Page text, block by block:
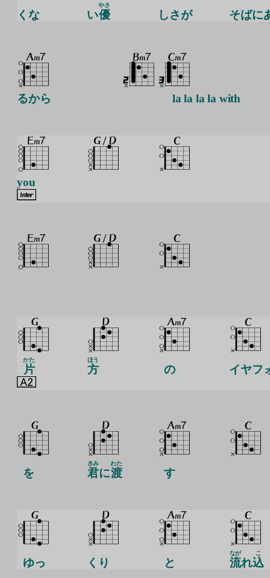
くな い優
やさ
しさが そばに
るから la la la la with
you
片
かた
方
ほう
の イヤフ
を 君
きみ
に渡
わた
す
ゆっ くり と 流
なが
れ込
こ